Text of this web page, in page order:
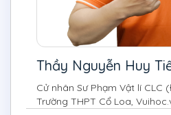
Thầy Nguyễn Huy
Cử nhân Sư Phạm Vật lí CLC
Trường THPT Cổ Loa,